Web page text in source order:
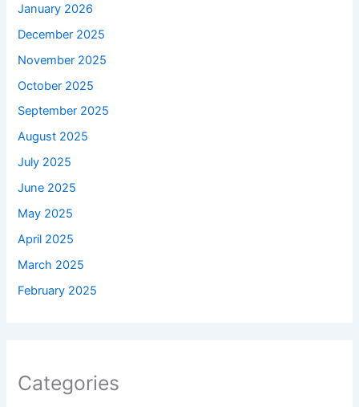
January 2026
December 2025
November 2025
October 2025
September 2025
August 2025
July 2025
June 2025
May 2025
April 2025
March 2025
February 2025
Categories